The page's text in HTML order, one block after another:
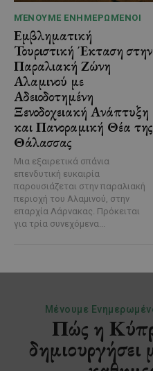
ΜΈΝΟΥΜΕ ΕΝΗΜΕΡΩΜΈΝΟΙ
Εμβληματική
Τουριστική Έκταση στην
Παραλιακή Ζώνη
Αλαμινού με
Αδειοδοτημένη
Ξενοδοχειακή Ανάπτυξη
και Πανοραμική Θέα της
Θάλασσας
Μια εξαιρετικά σπάνια
επενδυτική ευκαιρία
παρουσιάζεται στην παραλιακή
περιοχή του Αλαμινού, στην
επαρχία Λάρνακας. Πρόκειται
για τρία συνεχόμενα...